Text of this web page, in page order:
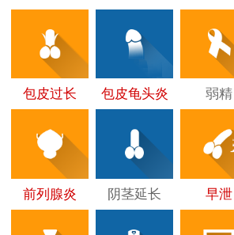
包皮过长 包皮龟头炎 弱精
前列腺炎 阴茎延长 早泄